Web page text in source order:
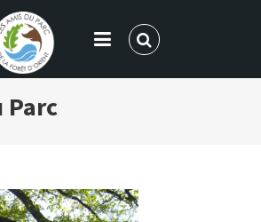
DU PARC DE LA FORÊT
Parc